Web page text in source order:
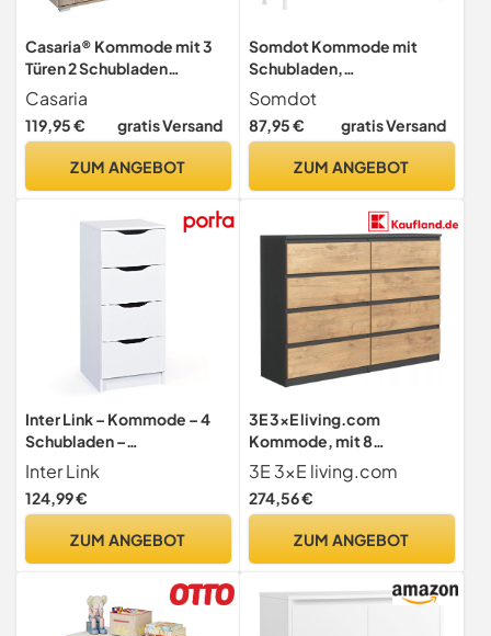
Casaria® Kommode mit 3
Türen 2 Schubladen
107x75x35cm Holz Modern
spiegelbarer Aufbau
Schlafzimmer Büro Flur
Aktenschrank Schrank
Casaria
119,95 € gratis Versand
ZUM ANGEBOT
Somdot Kommode mit
Schubladen,
Stoffkommode, Kommode
für Schlafzimmer
Wohnzimmer Flur,
Schubladenschrank
Stoffschubladen, Weiß
Somdot
87,95 € gratis Versand
ZUM ANGEBOT
Inter Link – Kommode – 4
Schubladen –
Schubladenschrank –
Beistellschrank –
Sideboard –
Weiß – Schubladen mit
Inter Link
124,99 €
ZUM ANGEBOT
3E 3xE living.com
Kommode, mit 8
Schubladen Anthrazit &
Lancelot Eiche,B: 120 cm H:
101 cm T: 39 cm
3E 3xE living.com
274,56 €
ZUM ANGEBOT